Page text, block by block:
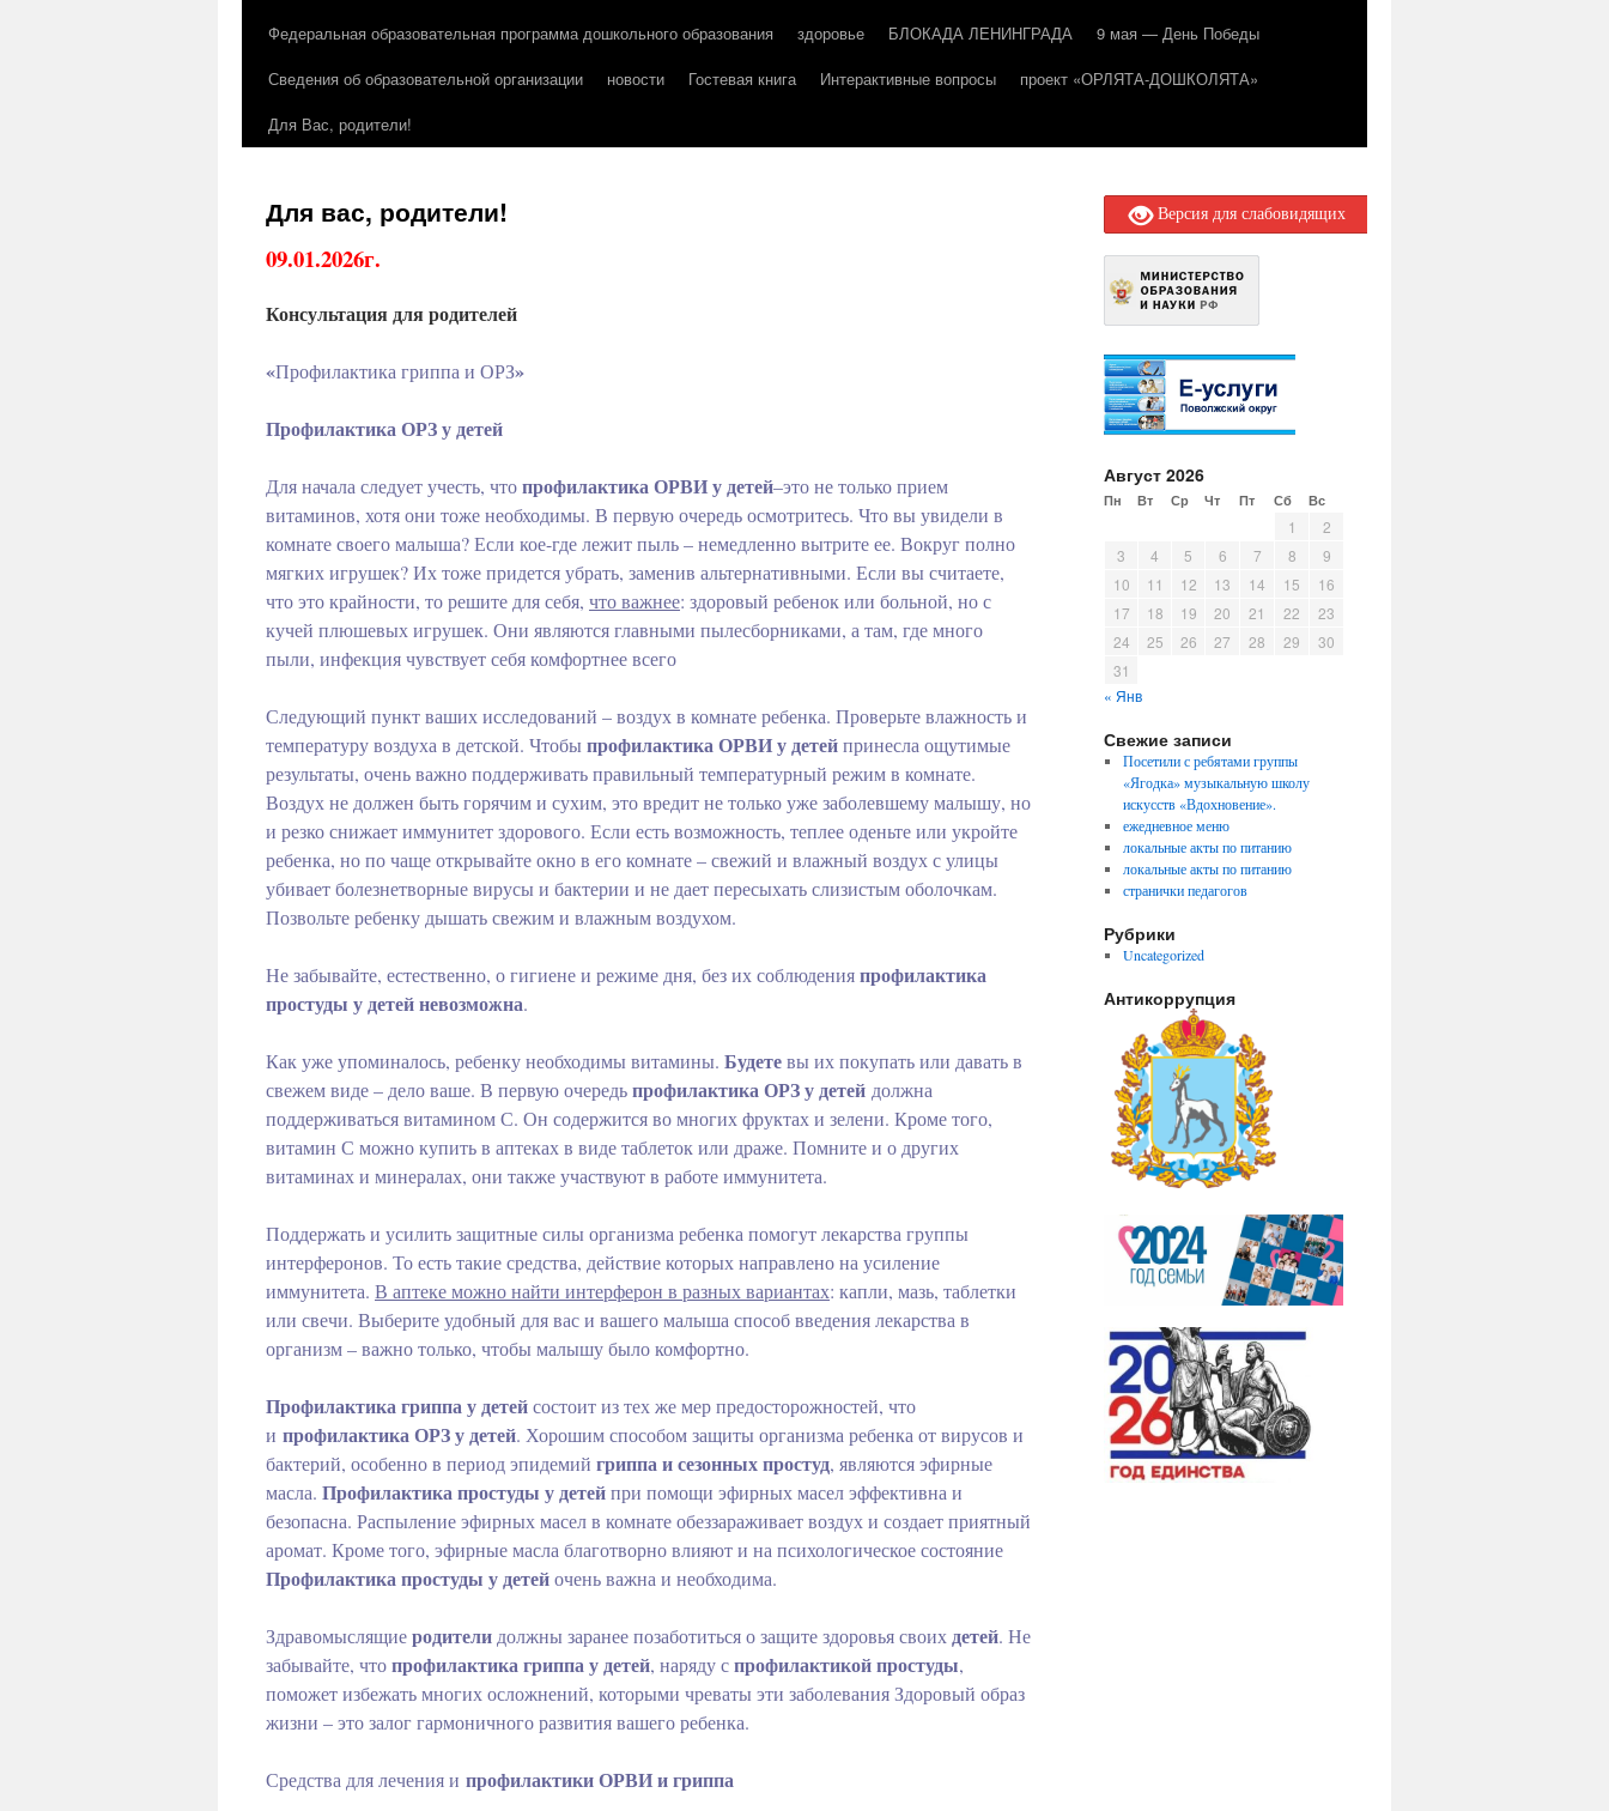
Федеральная образовательная программа дошкольного образования
здоровье БЛОКАДА ЛЕНИНГРАДА
9 мая — День Победы
Сведения об образовательной организации
новости Гостевая книга Интерактивные вопросы
проект «ОРЛЯТА-ДОШКОЛЯТА»
Для Вас, родители!
Для вас, родители!
09.01.2026г.
Консультация для родителей
«Профилактика гриппа и ОРЗ»
Профилактика ОРЗ у детей
Для начала следует учесть, чтопрофилактика ОРВИ удетей–это не только прием
витаминов, хотя они тоже необходимы. В первую очередь осмотритесь. Что вы увидели в
комнате своего малыша? Если кое-где лежит пыль – немедленно вытрите ее. Вокруг полно
мягких игрушек? Их тоже придется убрать, заменив альтернативными. Если вы считаете,
что это крайности, то решите для себя, что важнее: здоровый ребенок или больной, но с
кучей плюшевых игрушек. Они являются главными пылесборниками, а там, где много
пыли, инфекция чувствует себя комфортнее всего
Следующий пункт ваших исследований – воздух в комнате ребенка. Проверьте влажность и
температуру воздуха в детской. Чтобы профилактика ОРВИ у детейпринесла ощутимые
результаты, очень важно поддерживать правильный температурный режим в комнате.
Воздух не должен быть горячим и сухим, это вредит не только уже заболевшему малышу, но
и резко снижает иммунитет здорового. Если есть возможность, теплее оденьте или укройте
ребенка, но по чаще открывайте окно в его комнате – свежий и влажный воздух с улицы
убивает болезнетворные вирусы и бактерии и не дает пересыхать слизистым оболочкам.
Позвольте ребенку дышать свежим и влажным воздухом.
Не забывайте, естественно, о гигиене и режиме дня, без их соблюденияпрофилактика
простуды у детей невозможна.
Как уже упоминалось, ребенку необходимы витамины. Будетевы их покупать или давать в
свежем виде – дело ваше. В первую очередьпрофилактика ОРЗ у детей должна
поддерживаться витамином С. Он содержится во многих фруктах и зелени. Кроме того,
витамин С можно купить в аптеках в виде таблеток или драже. Помните и о других
витаминах и минералах, они также участвуют в работе иммунитета.
Поддержать и усилить защитные силы организма ребенка помогут лекарства группы
интерферонов. То есть такие средства, действие которых направлено на усиление
иммунитета. В аптеке можно найти интерферон в разных вариантах: капли, мазь, таблетки
или свечи. Выберите удобный для вас и вашего малыша способ введения лекарства в
организм – важно только, чтобы малышу было комфортно.
Профилактика гриппа у детейсостоит из тех же мер предосторожностей, что
и профилактика ОРЗ у детей. Хорошим способом защиты организма ребенка от вирусов и
бактерий, особенно в период эпидемий гриппа и сезонных простуд, являются эфирные
масла. Профилактика простуды у детейпри помощи эфирных масел эффективна и
безопасна. Распыление эфирных масел в комнате обеззараживает воздух и создает приятный
аромат. Кроме того, эфирные масла благотворно влияют и на психологическое состояние
Профилактика простуды у детейочень важна и необходима.
Здравомыслящиеродители должны заранее позаботиться о защите здоровья своихдетей. Не
забывайте, чтопрофилактика гриппа у детей, наряду спрофилактикой простуды,
поможет избежать многих осложнений, которыми чреваты эти заболевания Здоровый образ
жизни – это залог гармоничного развития вашего ребенка.
Средства для лечения и профилактики ОРВИ и гриппа
Версия для слабовидящих
Август 2026
Пн Вт Ср Чт Пт Сб Вс
1
2
3
4 5 6 7 8
9
10
11 12 13 14 15
16
17
18 19 20 21 22
23
24
25 26 27 28 29
30
31
« Янв
Свежие записи
Посетили с ребятами группы
«Ягодка» музыкальную школу
искусств «Вдохновение».
ежедневное меню
локальные акты по питанию
локальные акты по питанию
странички педагогов
Рубрики
Uncategorized
Антикоррупция